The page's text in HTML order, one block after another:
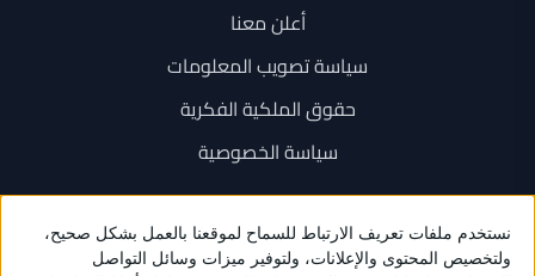
أعلن معنا
سياسة تصويب المعلومات
حقوق الملكية الفكرية
سياسة الخصوصية
اتصل بنا